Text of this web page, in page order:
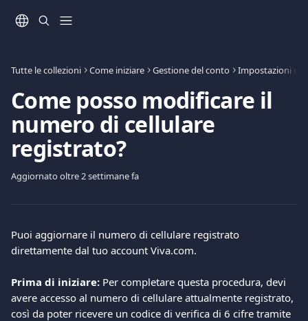
Tutte le collezioni Come iniziare Gestione del conto Impostazioni
Come posso modificare il
numero di cellulare
registrato?
Aggiornato oltre 2 settimane fa
Puoi aggiornare il numero di cellulare registrato
direttamente dal tuo account Viva.com.
Prima di iniziare: Per completare questa procedura, devi
avere accesso al numero di cellulare attualmente registrato,
così da poter ricevere un codice di verifica di 6 cifre tramite